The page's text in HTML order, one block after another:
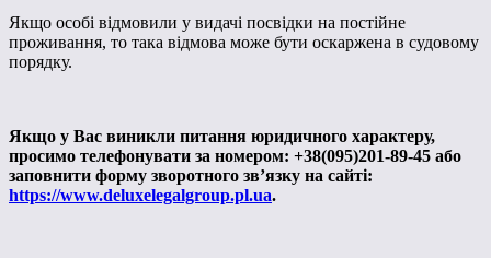
Якщо особі відмовили у видачі посвідки на постійне
проживання, то така відмова може бути оскаржена в судовому
порядку.
Якщо у Вас виникли питання юридичного характеру,
просимо телефонувати за номером: +38(095)201-89-45 або
заповнити форму зворотного зв’язку на сайті:
https://www.deluxelegalgroup.pl.ua.